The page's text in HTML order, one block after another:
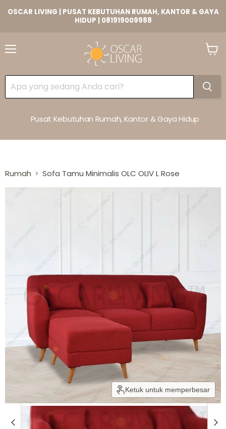
OSCAR LIVING | PUSAT KEBUTUHAN RUMAH, KANTOR & GAYA
HIDUP | 081919009988
Pusat Kebutuhan Rumah, Kantor & Gaya Hidup
Rumah Sofa Tamu Minimalis OLC OLIV L Rose
Ketuk untuk memperbesar